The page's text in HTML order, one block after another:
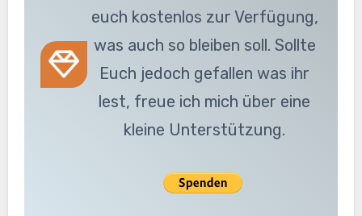
euch kostenlos zur Verfügung,
was auch so bleiben soll. Sollte
Euch jedoch gefallen was ihr
lest, freue ich mich über eine
kleine Unterstützung.